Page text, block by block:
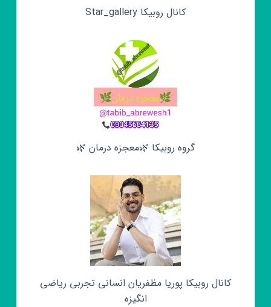
کانال روبیکا Star_gallery
گروه روبیکا 🌿معجزه درمان 🌿
کانال روبیکا پوریا مظفریان انسانی تجربی ریاضی
انگیزه